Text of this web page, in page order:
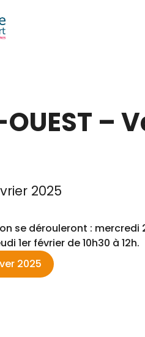
OUEST –
2025
se dérouleront : mercredi
1er février de 10h30 à 12h.
2025